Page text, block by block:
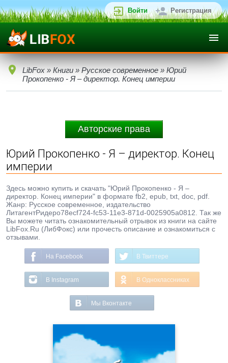
Войти Регистрация
LibFox » Книги » Русское современное » Юрий
Прокопенко - Я – директор. Конец империи
Авторские права
Юрий Прокопенко - Я – директор. Конец
империи
Здесь можно купить и скачать "Юрий Прокопенко - Я –
директор. Конец империи" в формате fb2, epub, txt, doc, pdf.
Жанр: Русское современное, издательство
ЛитагентРидеро78ecf724-fc53-11e3-871d-0025905a0812. Так же
Вы можете читать ознакомительный отрывок из книги на сайте
LibFox.Ru (ЛибФокс) или прочесть описание и ознакомиться с
отзывами.
На Facebook В Твиттере
В Instagram В Одноклассниках
Мы Вконтакте